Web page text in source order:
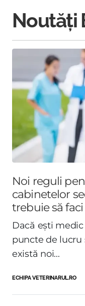
Noutăți
Noi reguli
cabinetelor
trebuie să
Dacă ești
puncte de lucru
există noi...
ECHIPA VETERINARUL.RO